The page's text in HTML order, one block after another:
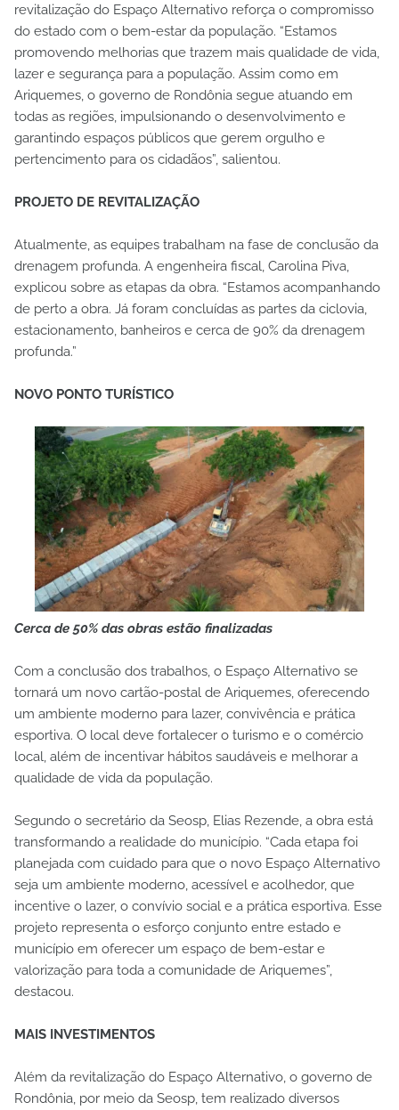
revitalização do Espaço Alternativo reforça o compromisso
do estado com o bem-estar da população. “Estamos
promovendo melhorias que trazem mais qualidade de vida,
lazer e segurança para a população. Assim como em
Ariquemes, o governo de Rondônia segue atuando em
todas as regiões, impulsionando o desenvolvimento e
garantindo espaços públicos que gerem orgulho e
pertencimento para os cidadãos”, salientou.
PROJETO DE REVITALIZAÇÃO
Atualmente, as equipes trabalham na fase de conclusão da
drenagem profunda. A engenheira fiscal, Carolina Piva,
explicou sobre as etapas da obra. “Estamos acompanhando
de perto a obra. Já foram concluídas as partes da ciclovia,
estacionamento, banheiros e cerca de 90% da drenagem
profunda.”
NOVO PONTO TURÍSTICO
Cerca de 50% das obras estão finalizadas
Com a conclusão dos trabalhos, o Espaço Alternativo se
tornará um novo cartão-postal de Ariquemes, oferecendo
um ambiente moderno para lazer, convivência e prática
esportiva. O local deve fortalecer o turismo e o comércio
local, além de incentivar hábitos saudáveis e melhorar a
qualidade de vida da população.
Segundo o secretário da Seosp, Elias Rezende, a obra está
transformando a realidade do município. “Cada etapa foi
planejada com cuidado para que o novo Espaço Alternativo
seja um ambiente moderno, acessível e acolhedor, que
incentive o lazer, o convívio social e a prática esportiva. Esse
projeto representa o esforço conjunto entre estado e
município em oferecer um espaço de bem-estar e
valorização para toda a comunidade de Ariquemes”,
destacou.
MAIS INVESTIMENTOS
Além da revitalização do Espaço Alternativo, o governo de
Rondônia, por meio da Seosp, tem realizado diversos